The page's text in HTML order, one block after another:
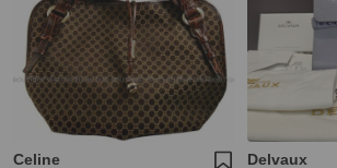
Celine Delvaux